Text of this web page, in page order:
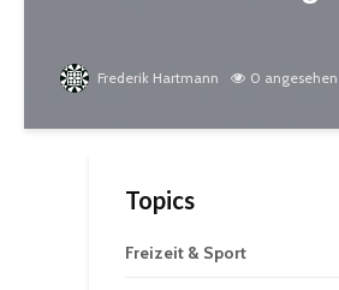
Frederik Hartmann 0 angesehen
Topics
Freizeit & Sport